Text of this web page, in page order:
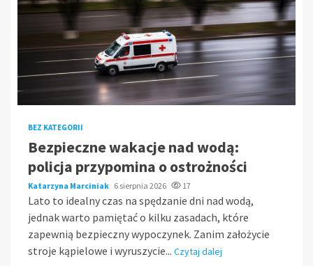
BEZ KATEGORII
Bezpieczne wakacje nad wodą:
policja przypomina o ostrożności
Katarzyna Marciniak 6 sierpnia 2026 17
Lato to idealny czas na spędzanie dni nad wodą,
jednak warto pamiętać o kilku zasadach, które
zapewnią bezpieczny wypoczynek. Zanim założycie
stroje kąpielowe i wyruszycie... Czytaj dalej